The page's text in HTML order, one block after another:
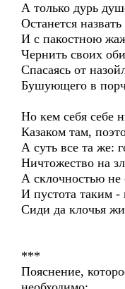
А только дурь
Останется
И с пакостною
Чернить своих
Спасаясь от
Бушующего в
Но кем себя себе
Казаком там,
А суть все та же:
Ничтожество на
А склочностью не
И пустота таким -
Сиди да клочья
***
Пояснение,